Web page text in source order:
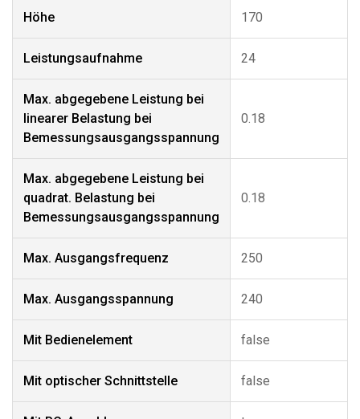
Höhe 170
Leistungsaufnahme 24
Max. abgegebene Leistung bei
linearer Belastung bei
Bemessungsausgangsspannung
0.18
Max. abgegebene Leistung bei
quadrat. Belastung bei
Bemessungsausgangsspannung
0.18
Max. Ausgangsfrequenz 250
Max. Ausgangsspannung 240
Mit Bedienelement false
Mit optischer Schnittstelle false